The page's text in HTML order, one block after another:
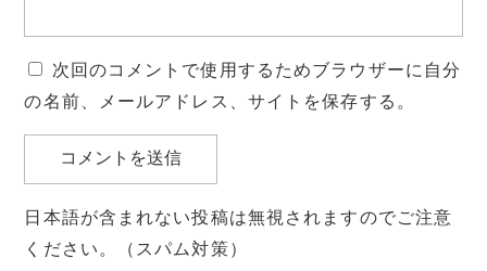
次回のコメントで使用するためブラウザーに自分
の名前、メールアドレス、サイトを保存する。
日本語が含まれない投稿は無視されますのでご注意
ください。（スパム対策）